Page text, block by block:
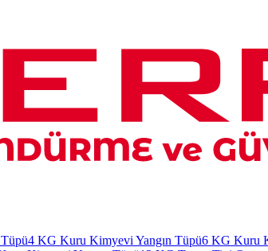
4 KG Kuru Kimyevi Yangın Tüpü6 KG Kuru